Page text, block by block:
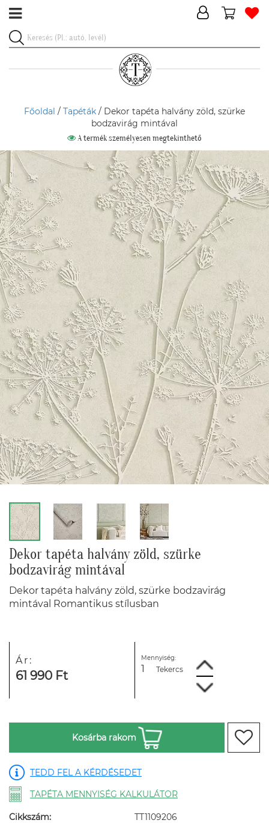
Főoldal / Tapéták / Dekor tapéta halvány zöld, szürke
bodzavirág mintával
A termék személyesen megtekinthető
Dekor tapéta halvány zöld, szürke
bodzavirág mintával
Dekor tapéta halvány zöld, szürke bodzavirág
mintával Romantikus stílusban
Ár:
61 990 Ft
Mennyiség:
Tekercs
Kosárba rakom
TEDD FEL A KÉRDÉSEDET
TAPÉTA MENNYISÉG KALKULÁTOR
Cikkszám: TT1109206